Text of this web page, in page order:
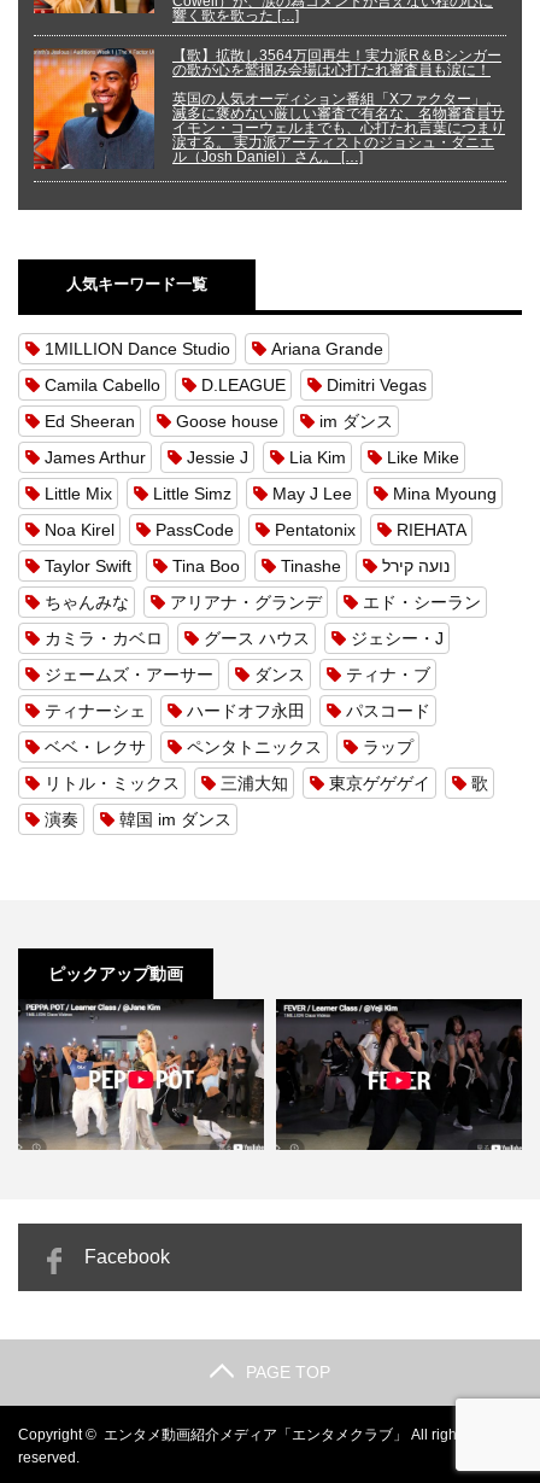
響く歌を歌った […]
【歌】拡散し3564万回再生！実力派R＆Bシンガー
の歌が心を鷲掴み会場は心打たれ審査員も涙に！
英国の人気オーディション番組「Xファクター」。
滅多に褒めない厳しい審査で有名な、名物審査員サ
イモン・コーウェルまでも、心打たれ言葉につまり
涙する。 実力派アーティストのジョシュ・ダニエ
ル（Josh Daniel）さん。 […]
人気キーワード一覧
1MILLION Dance Studio
Ariana Grande
Camila Cabello
D.LEAGUE
Dimitri Vegas
Ed Sheeran
Goose house
im ダンス
James Arthur
Jessie J Lia Kim
Like Mike
Little Mix
Little Simz May J Lee
Mina Myoung
Noa Kirel
PassCode Pentatonix
RIEHATA
Taylor Swift
Tina Boo Tinashe
נועה קירל
ちゃんみな
アリアナ・グランデ
エド・シーラン
カミラ・カベロ
グース ハウス
ジェシー・J
ジェームズ・アーサー
ダンス
ティナ・ブ
ティナーシェ
ハードオフ永田
パスコード
ベベ・レクサ
ペンタトニックス
ラップ
リトル・ミックス
三浦大知 東京ゲゲゲイ
歌
演奏
韓国 im ダンス
ピックアップ動画
Jane Kim「PEPPA POT」腰を落
Facebook
PAGE TOP
Copyright © エンタメ動画紹介メディア「エンタメクラブ」
All rights
reserved.